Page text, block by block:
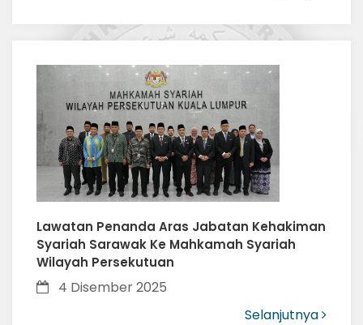
Lawatan Penanda Aras Jabatan Kehakiman
Syariah Sarawak Ke Mahkamah Syariah
Wilayah Persekutuan
4 Disember 2025
Selanjutnya